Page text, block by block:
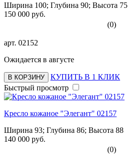
Ширина 100; Глубина 90; Высота 75
150 000 руб.
(0)
арт. 02152
Ожидается в августе
В КОРЗИНУ
КУПИТЬ В 1 КЛИК
Быстрый просмотр
Кресло кожаное "Элегант" 02157
Ширина 93; Глубина 86; Высота 88
140 000 руб.
(0)